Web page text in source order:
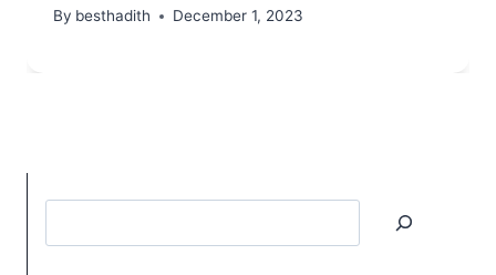
By besthadith December 1, 2023
Recent